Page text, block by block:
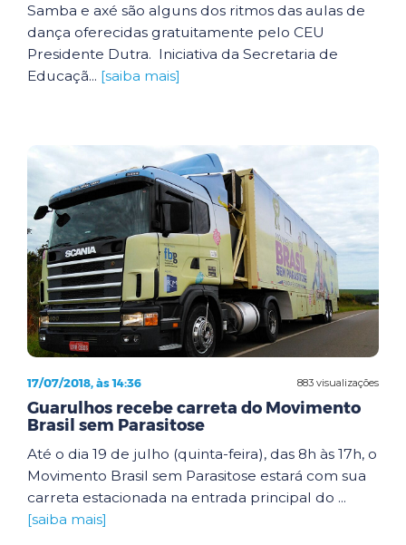
Samba e axé são alguns dos ritmos das aulas de
dança oferecidas gratuitamente pelo CEU
Presidente Dutra. Iniciativa da Secretaria de
Educaçã... [saiba mais]
883 visualizações
17/07/2018, às 14:36
Guarulhos recebe carreta do Movimento
Brasil sem Parasitose
Até o dia 19 de julho (quinta-feira), das 8h às 17h, o
Movimento Brasil sem Parasitose estará com sua
carreta estacionada na entrada principal do ...
[saiba mais]